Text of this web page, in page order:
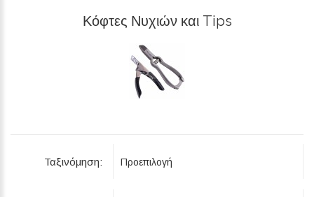
Κόφτες Νυχιών και Tips
Ταξινόμηση: